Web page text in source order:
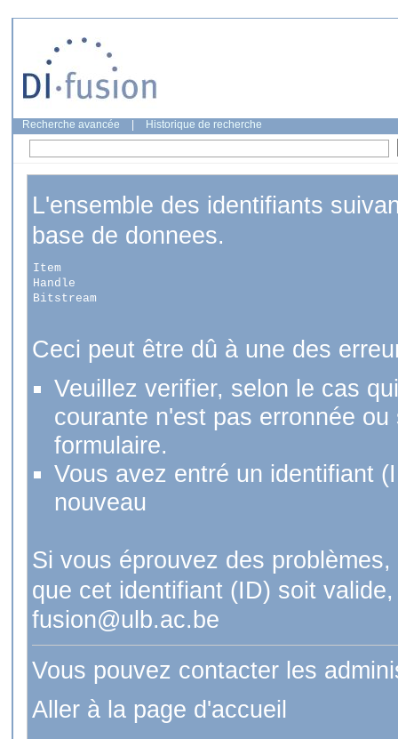
Recherche avancée Historique de recherche
L'ensemble des identifiants
base de donnees.
Item
Handle
Bitstream
Ceci peut être dû à une des
Veuillez verifier, selon le cas
courante n'est pas erronnée
formulaire.
Vous avez entré un identifiant
nouveau
Si vous éprouvez des
que cet identifiant (ID) soit
fusion@ulb.ac.be
Vous pouvez contacter les
Aller à la page d'accueil